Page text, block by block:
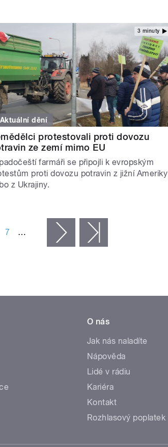
3 minuty
Aktuální dění
protestovali proti dovozu
ze zemí mimo EU
farmáři se připojli k evropským
proti dovozu potravin z jižní Ameriky
z Ukrajiny.
7 … následující ›
O nás
Jak nás naladíte
Nápověda
Lidé v rádiu
Kariéra
Kontakt
Rozhlasový poplatek